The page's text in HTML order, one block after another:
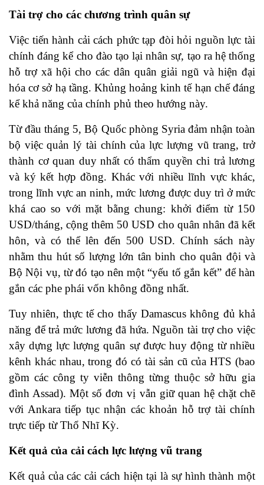
Tài trợ cho các chương trình quân sự
Việc tiến hành cải cách phức tạp đòi hỏi nguồn lực tài
chính đáng kể cho đào tạo lại nhân sự, tạo ra hệ thống
hỗ trợ xã hội cho các dân quân giải ngũ và hiện đại
hóa cơ sở hạ tầng. Khủng hoảng kinh tế hạn chế đáng
kể khả năng của chính phủ theo hướng này.
Từ đầu tháng 5, Bộ Quốc phòng Syria đảm nhận toàn
bộ việc quản lý tài chính của lực lượng vũ trang, trở
thành cơ quan duy nhất có thẩm quyền chi trả lương
và ký kết hợp đồng. Khác với nhiều lĩnh vực khác,
trong lĩnh vực an ninh, mức lương được duy trì ở mức
khá cao so với mặt bằng chung: khởi điểm từ 150
USD/tháng, cộng thêm 50 USD cho quân nhân đã kết
hôn, và có thể lên đến 500 USD. Chính sách này
nhằm thu hút số lượng lớn tân binh cho quân đội và
Bộ Nội vụ, từ đó tạo nên một “yếu tố gắn kết” để hàn
gắn các phe phái vốn không đồng nhất.
Tuy nhiên, thực tế cho thấy Damascus không đủ khả
năng để trả mức lương đã hứa. Nguồn tài trợ cho việc
xây dựng lực lượng quân sự được huy động từ nhiều
kênh khác nhau, trong đó có tài sản cũ của HTS (bao
gồm các công ty viễn thông từng thuộc sở hữu gia
đình Assad). Một số đơn vị vẫn giữ quan hệ chặt chẽ
với Ankara tiếp tục nhận các khoản hỗ trợ tài chính
trực tiếp từ Thổ Nhĩ Kỳ.
Kết quả của cải cách lực lượng vũ trang
Kết quả của các cải cách hiện tại là sự hình thành một